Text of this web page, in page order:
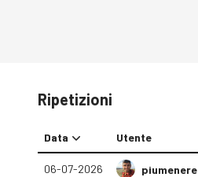
Ripetizioni
Data Utente
06-07-2026 piumenere